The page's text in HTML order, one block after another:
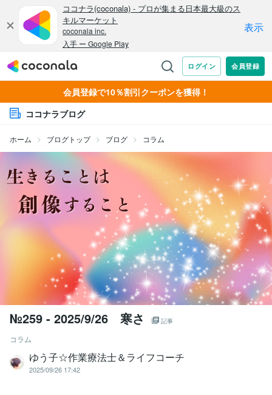
会員登録で10％割引クーポンを獲得！
ココナラブログ
ホーム ブログトップ ブログ コラム
№259 - 2025/9/26 寒さ 記事
コラム
ゆう子☆作業療法士＆ライフコーチ
2025/09/26 17:42